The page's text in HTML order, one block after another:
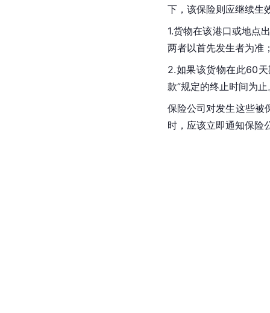
下，该保险则应继续生
1.货物在该港口或地点
两者以首先发生者为准
2.如果该货物在此60
款”规定的终止时间为止
保险公司对发生这些被
时，应该立即通知保险